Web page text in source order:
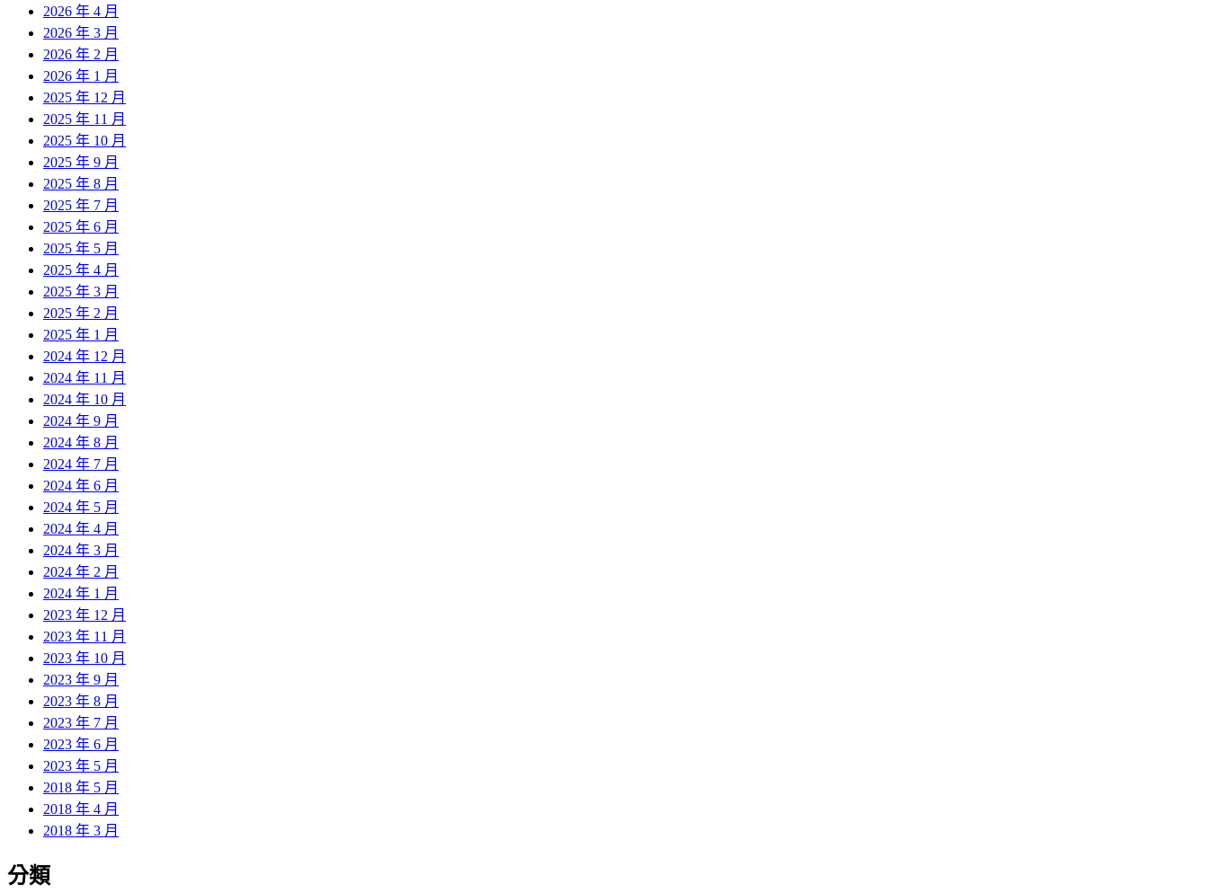
2026 年 4 月
2026 年 3 月
2026 年 2 月
2026 年 1 月
2025 年 12 月
2025 年 11 月
2025 年 10 月
2025 年 9 月
2025 年 8 月
2025 年 7 月
2025 年 6 月
2025 年 5 月
2025 年 4 月
2025 年 3 月
2025 年 2 月
2025 年 1 月
2024 年 12 月
2024 年 11 月
2024 年 10 月
2024 年 9 月
2024 年 8 月
2024 年 7 月
2024 年 6 月
2024 年 5 月
2024 年 4 月
2024 年 3 月
2024 年 2 月
2024 年 1 月
2023 年 12 月
2023 年 11 月
2023 年 10 月
2023 年 9 月
2023 年 8 月
2023 年 7 月
2023 年 6 月
2023 年 5 月
2018 年 5 月
2018 年 4 月
2018 年 3 月
分類